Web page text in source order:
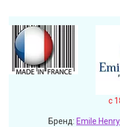
c
Бренд: Emile Henry